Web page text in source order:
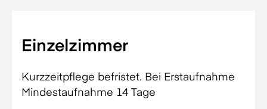
Einzelzimmer
Kurzzeitpflege befristet. Bei Erstaufnahme
Mindestaufnahme 14 Tage